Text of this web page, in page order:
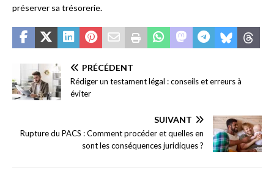
préserver sa trésorerie.
PRÉCÉDENT
Rédiger un testament légal : conseils et erreurs à
éviter
SUIVANT
Rupture du PACS : Comment procéder et quelles en
sont les conséquences juridiques ?